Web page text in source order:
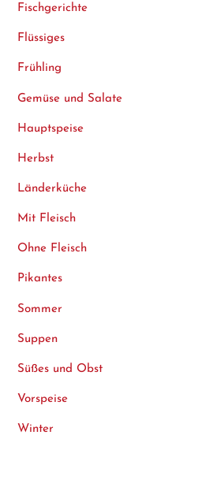
Fischgerichte
Flüssiges
Frühling
Gemüse und Salate
Hauptspeise
Herbst
Länderküche
Mit Fleisch
Ohne Fleisch
Pikantes
Sommer
Suppen
Süßes und Obst
Vorspeise
Winter